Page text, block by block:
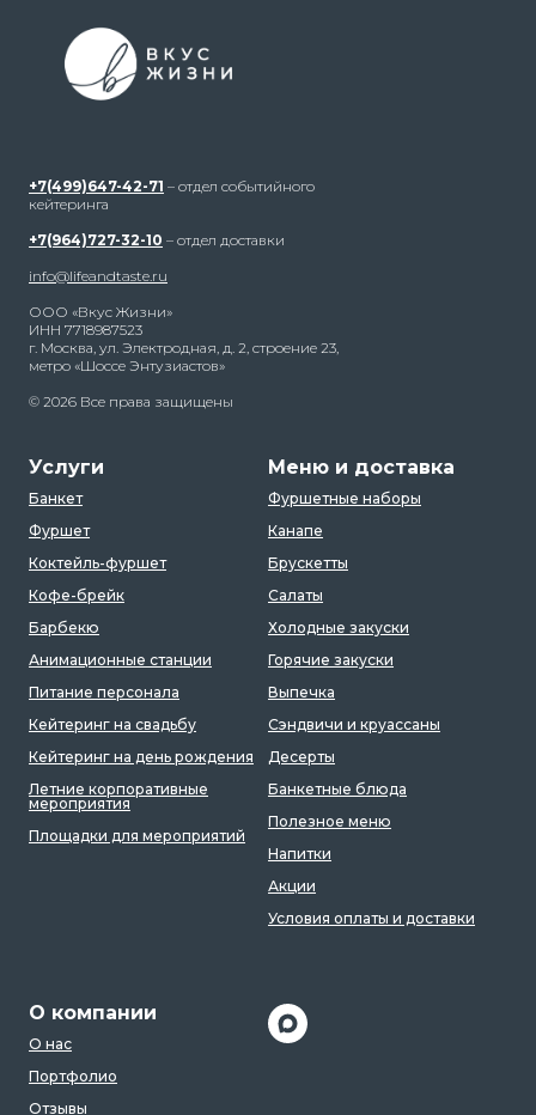
+7(499)647-42-71 – отдел событийного
кейтеринга
+7(964)727-32-10 – отдел доставки
info@lifeandtaste.ru
ООО «Вкус Жизни»
ИНН 7718987523
г. Москва, ул. Электродная, д. 2, строение 23,
метро «Шоссе Энтузиастов»
© 2026 Все права защищены
Услуги
Банкет
Фуршет
Коктейль-фуршет
Кофе-брейк
Барбекю
Анимационные станции
Питание персонала
Кейтеринг на свадьбу
Кейтеринг на день рождения
Летние корпоративные
мероприятия
Площадки для мероприятий
Меню и доставка
Фуршетные наборы
Канапе
Брускетты
Салаты
Холодные закуски
Горячие закуски
Выпечка
Сэндвичи и круассаны
Десерты
Банкетные блюда
Полезное меню
Напитки
Акции
Условия оплаты и доставки
О компании
О нас
Портфолио
Отзывы